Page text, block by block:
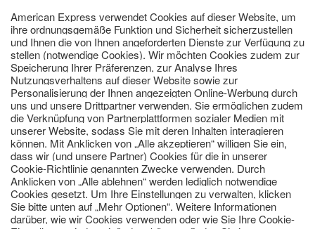
Willkommensgeschenk gut. Gilt nur bei erstmaliger Anmeldung für das
Membership Rewards® Programm und der erfolgreichen Ausstellung der
Karte.
Alle detaillierten Informationen zu Schutz und Sicherheit findest du
Google Pay ist eine Marke von Google LLC.
Apple Pay ist in den Vereinigten Staaten von Amerika und anderen
Ländern eine eingetragene Marke von Apple Inc.
Website Regeln Warenzeichen WarnhinweiseDatenschutz